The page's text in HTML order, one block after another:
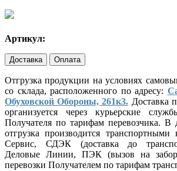
Артикул:
Доставка Оплата
Отгрузка продукции на условиях
со склада, расположенного по адресу:
Обуховской Обороны, 261к3. Доставка
организуется через курьерские
Получателя по тарифам перевозчика.
отгрузка производится
Сервис, СДЭК (доставка до
Деловые Линии, ПЭК (вызов на забор
перевозки Получателем по тарифам